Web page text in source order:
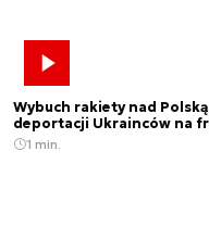
Wybuch rakiety nad
deportacji Ukrainców na
1 min.